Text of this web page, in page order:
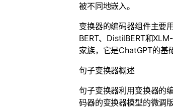
被不同地嵌入。
变换器的编码器组件主要
BERT、DistilBERT和
家族，它是ChatGPT的基
句子变换器概述
句子变换器利用变换器的
码器的变换器模型的微调版